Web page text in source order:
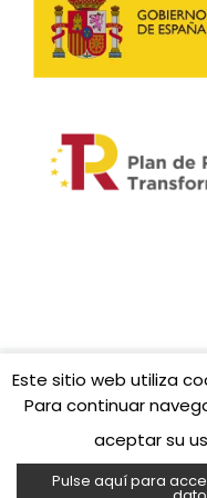
© 2026Fibratown |
los
Funciona conWP–
Este sitio web utiliza
Para continuar
aceptar su
Pulse aquí para